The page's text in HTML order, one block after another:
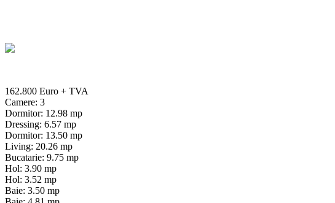
162.800 Euro + TVA
Camere: 3
Dormitor: 12.98 mp
Dressing: 6.57 mp
Dormitor: 13.50 mp
Living: 20.26 mp
Bucatarie: 9.75 mp
Hol: 3.90 mp
Hol: 3.52 mp
Baie: 3.50 mp